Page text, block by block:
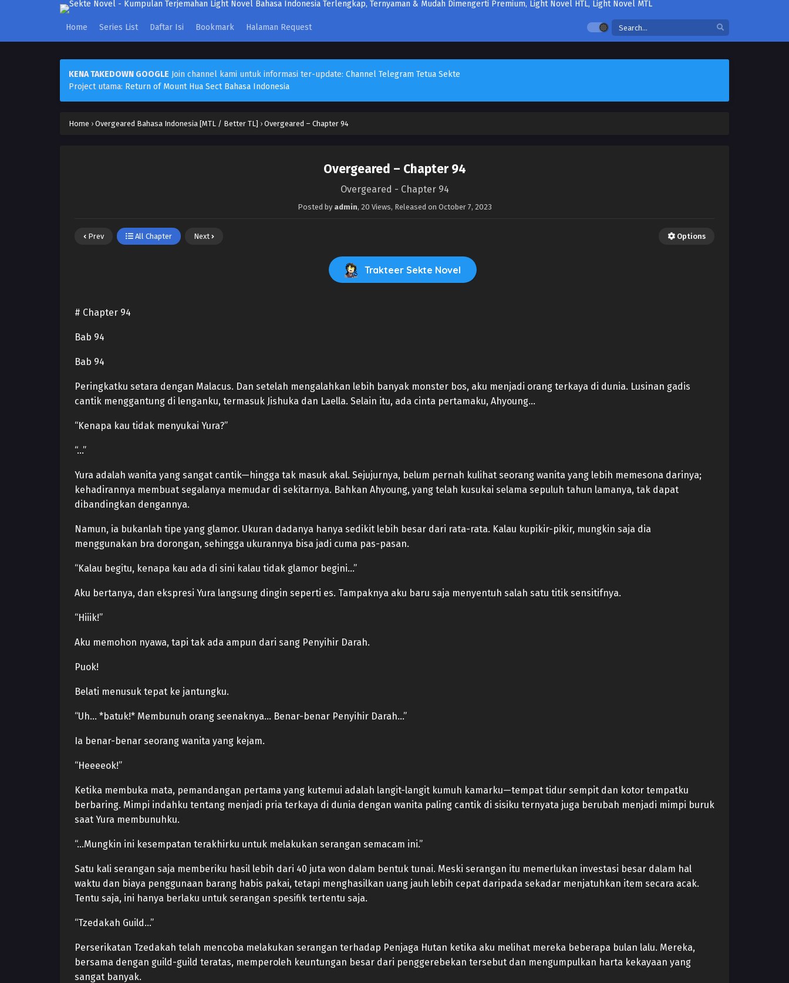
Home Series List Daftar Isi Bookmark Halaman Request
KENA TAKEDOWN GOOGLE Join channel kami untuk informasi ter-update: Channel Telegram Tetua Sekte
Project utama: Return of Mount Hua Sect Bahasa Indonesia
Home › Overgeared Bahasa Indonesia [MTL / Better TL] › Overgeared – Chapter 94
Overgeared – Chapter 94
Overgeared - Chapter 94
Posted by admin, 20 Views, Released on October 7, 2023
Prev All Chapter Next Options
Trakteer Sekte Novel
# Chapter 94
Bab 94
Bab 94
Peringkatku setara dengan Malacus. Dan setelah mengalahkan lebih banyak monster bos, aku menjadi orang terkaya di dunia. Lusinan gadis
cantik menggantung di lenganku, termasuk Jishuka dan Laella. Selain itu, ada cinta pertamaku, Ahyoung…
“Kenapa kau tidak menyukai Yura?”
“…”
Yura adalah wanita yang sangat cantik—hingga tak masuk akal. Sejujurnya, belum pernah kulihat seorang wanita yang lebih memesona darinya;
kehadirannya membuat segalanya memudar di sekitarnya. Bahkan Ahyoung, yang telah kusukai selama sepuluh tahun lamanya, tak dapat
dibandingkan dengannya.
Namun, ia bukanlah tipe yang glamor. Ukuran dadanya hanya sedikit lebih besar dari rata-rata. Kalau kupikir-pikir, mungkin saja dia
menggunakan bra dorongan, sehingga ukurannya bisa jadi cuma pas-pasan.
“Kalau begitu, kenapa kau ada di sini kalau tidak glamor begini…”
Aku bertanya, dan ekspresi Yura langsung dingin seperti es. Tampaknya aku baru saja menyentuh salah satu titik sensitifnya.
“Hiiik!”
Aku memohon nyawa, tapi tak ada ampun dari sang Penyihir Darah.
Puok!
Belati menusuk tepat ke jantungku.
“Uh… *batuk!* Membunuh orang seenaknya… Benar-benar Penyihir Darah…”
Ia benar-benar seorang wanita yang kejam.
“Heeeeok!”
Ketika membuka mata, pemandangan pertama yang kutemui adalah langit-langit kumuh kamarku—tempat tidur sempit dan kotor tempatku
berbaring. Mimpi indahku tentang menjadi pria terkaya di dunia dengan wanita paling cantik di sisiku ternyata juga berubah menjadi mimpi buruk
saat Yura membunuhku.
“…Mungkin ini kesempatan terakhirku untuk melakukan serangan semacam ini.”
Satu kali serangan saja memberiku hasil lebih dari 40 juta won dalam bentuk tunai. Meski serangan itu memerlukan investasi besar dalam hal
waktu dan biaya penggunaan barang habis pakai, tetapi menghasilkan uang jauh lebih cepat daripada sekadar menjatuhkan item secara acak.
Tentu saja, ini hanya berlaku untuk serangan spesifik tertentu saja.
“Tzedakah Guild…”
Perserikatan Tzedakah telah mencoba melakukan serangan terhadap Penjaga Hutan ketika aku melihat mereka beberapa bulan lalu. Mereka,
bersama dengan guild-guild teratas, memperoleh keuntungan besar dari penggerebekan tersebut dan mengumpulkan harta kekayaan yang
sangat banyak.